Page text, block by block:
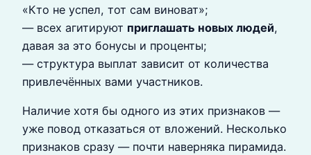
«Кто не успел, тот сам виноват»;
— всех агитируют приглашать новых людей,
давая за это бонусы и проценты;
— структура выплат зависит от количества
привлечённых вами участников.
Наличие хотя бы одного из этих признаков —
уже повод отказаться от вложений. Несколько
признаков сразу — почти наверняка пирамида.